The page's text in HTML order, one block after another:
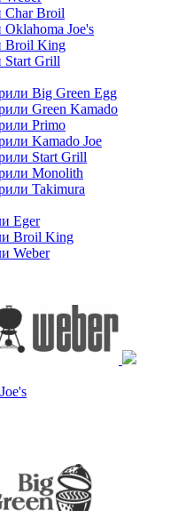
Char Broil
Joe's
Broil King
Start Grill
Big Green Egg
Green Kamado
Primo
Kamado Joe
Start Grill
Monolith
Takimura
Eger
Broil King
Weber